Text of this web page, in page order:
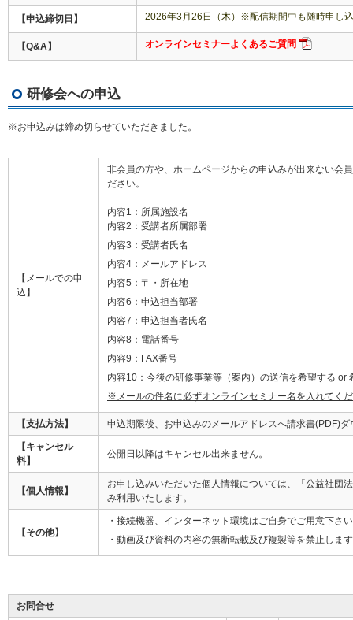
【申込締切日】 2026年3月26日（木）※配信期間中も随時申し
【Q&A】 オンラインセミナーよくあるご質問
研修会への申込
※お申込みは締め切らせていただきました。
【メールでの申
込】
非会員の方や、ホームページからの申込みが出来ない会
ださい。
内容1：所属施設名
内容2：受講者所属部署
内容3：受講者氏名
内容4：メールアドレス
内容5：〒・所在地
内容6：申込担当部署
内容7：申込担当者氏名
内容8：電話番号
内容9：FAX番号
内容10：今後の研修事業等（案内）の送信を希望する or
※メールの件名に必ずオンラインセミナー名を入れてく
【支払方法】 申込期限後、お申込みのメールアドレスへ請求書(PDF)
【キャンセル
料】
公開日以降はキャンセル出来ません。
【個人情報】
お申し込みいただいた個人情報については、「公益社団
み利用いたします。
【その他】
・接続機器、インターネット環境はご自身でご用意下さ
・動画及び資料の内容の無断転載及び複製等を禁止しま
お問合せ